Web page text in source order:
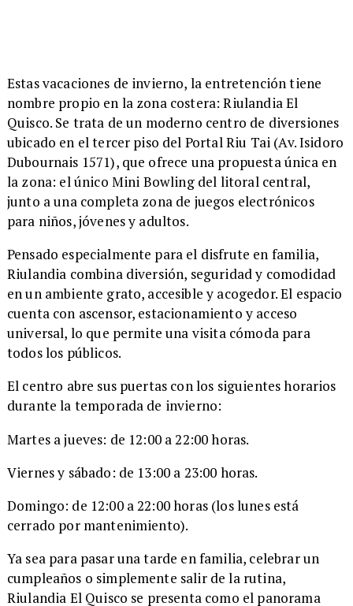
​Estas vacaciones de invierno, la entretención tiene
nombre propio en la zona costera: Riulandia El
Quisco. Se trata de un moderno centro de diversiones
ubicado en el tercer piso del Portal Riu Tai (Av. Isidoro
Dubournais 1571), que ofrece una propuesta única en
la zona: el único Mini Bowling del litoral central,
junto a una completa zona de juegos electrónicos
para niños, jóvenes y adultos.
​Pensado especialmente para el disfrute en familia,
Riulandia combina diversión, seguridad y comodidad
en un ambiente grato, accesible y acogedor. El espacio
cuenta con ascensor, estacionamiento y acceso
universal, lo que permite una visita cómoda para
todos los públicos.
​El centro abre sus puertas con los siguientes horarios
durante la temporada de invierno:
​Martes a jueves: de 12:00 a 22:00 horas.
​Viernes y sábado: de 13:00 a 23:00 horas.
​Domingo: de 12:00 a 22:00 horas (los lunes está
cerrado por mantenimiento).
​Ya sea para pasar una tarde en familia, celebrar un
cumpleaños o simplemente salir de la rutina,
Riulandia El Quisco se presenta como el panorama